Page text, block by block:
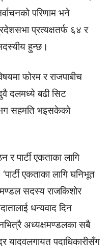
परिणाम भने
प्रत्यक्षतर्फ ६४ र
हुन्छ।
फोरम र राजपाबीच
बढी सिट
सहमति भइसकेको
पार्टी एकताका लागि
एकताका लागि घनिभूत
सदस्य राजकिशोर
धन्यवाद दिन
अध्यक्षमण्डलका सबै
यादवलगायत पदाधिकारीसँग